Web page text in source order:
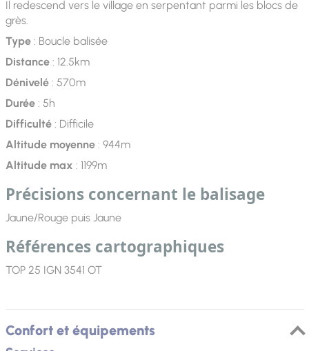
Il redescend vers le village en serpentant parmi les blocs de
grès.
Type: Boucle balisée
Distance: 12.5km
Dénivelé: 570m
Durée: 5h
Difficulté: Difficile
Altitude moyenne: 944m
Altitude max : 1199m
Précisions concernant le balisage
Jaune/Rouge puis Jaune
Références cartographiques
TOP 25 IGN 3541 OT
Confort et équipements